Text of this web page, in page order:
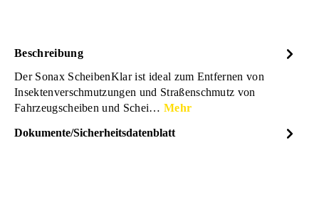
Beschreibung
Der Sonax ScheibenKlar ist ideal zum Entfernen von
Insektenverschmutzungen und Straßenschmutz von
Fahrzeugscheiben und Schei… Mehr
Dokumente/Sicherheitsdatenblatt